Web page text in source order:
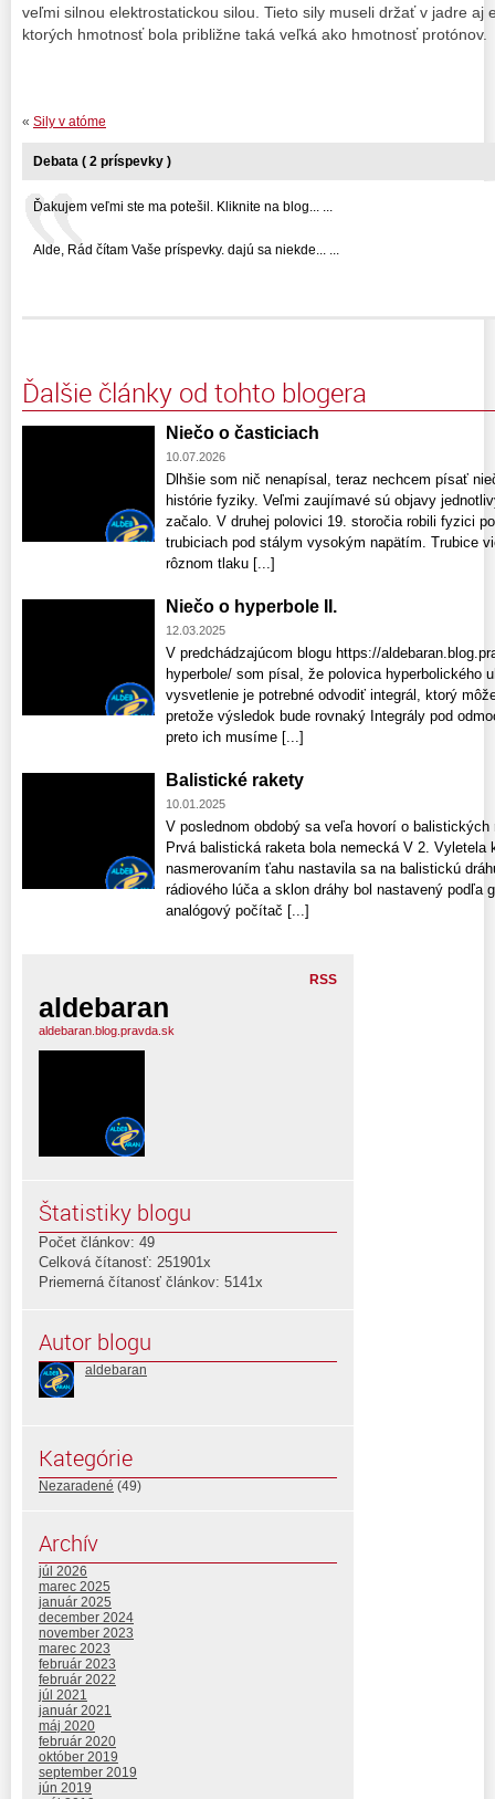
veľmi silnou elektrostatickou silou. Tieto sily museli držať v jadre aj
ktorých hmotnosť bola približne taká veľká ako hmotnosť protónov.
« Sily v atóme
Debata ( 2 príspevky )
Ďakujem veľmi ste ma potešil. Kliknite na blog... ...
Alde, Rád čítam Vaše príspevky. dajú sa niekde... ...
Ďalšie články od tohto blogera
Niečo o časticiach
10.07.2026
Dlhšie som nič nenapísal, teraz nechcem písať
histórie fyziky. Veľmi zaujímavé sú objavy
začalo. V druhej polovici 19. storočia robili fyzici
trubiciach pod stálym vysokým napätím. Trubice
rôznom tlaku [...]
Niečo o hyperbole II.
12.03.2025
V predchádzajúcom blogu https://
hyperbole/ som písal, že polovica hyperbolického
vysvetlenie je potrebné odvodiť integrál, ktorý
pretože výsledok bude rovnaký Integrály pod
preto ich musíme [...]
Balistické rakety
10.01.2025
V poslednom obdobý sa veľa hovorí o
Prvá balistická raketa bola nemecká V 2. Vyletela
nasmerovaním ťahu nastavila sa na balistickú
rádiového lúča a sklon dráhy bol nastavený podľa
analógový počítač [...]
RSS
aldebaran
aldebaran.blog.pravda.sk
Štatistiky blogu
Počet článkov: 49
Celková čítanosť: 251901x
Priemerná čítanosť článkov: 5141x
Autor blogu
aldebaran
Kategórie
Nezaradené (49)
Archív
júl 2026
marec 2025
január 2025
december 2024
november 2023
marec 2023
február 2023
február 2022
júl 2021
január 2021
máj 2020
február 2020
október 2019
september 2019
jún 2019